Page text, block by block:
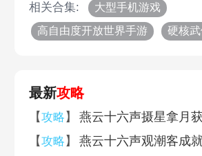
相关合集: 大型手机游戏
高自由度开放世界手游 硬核
最新攻略
【攻略 】
燕云十六声摄星拿月
【攻略 】
燕云十六声观潮客成